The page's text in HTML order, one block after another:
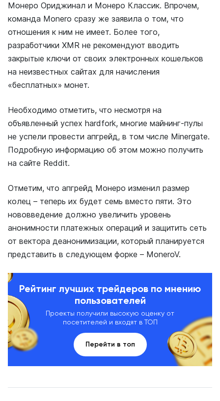
Монеро Ориджинал и Монеро Классик. Впрочем,
команда Monero сразу же заявила о том, что
отношения к ним не имеет. Более того,
разработчики XMR не рекомендуют вводить
закрытые ключи от своих электронных кошельков
на неизвестных сайтах для начисления
«бесплатных» монет.
Необходимо отметить, что несмотря на
объявленный успех hardfork, многие майнинг-пулы
не успели провести апгрейд, в том числе Minergate.
Подробную информацию об этом можно получить
на сайте Reddit.
Отметим, что апгрейд Монеро изменил размер
колец – теперь их будет семь вместо пяти. Это
нововведение должно увеличить уровень
анонимности платежных операций и защитить сеть
от вектора деанонимизации, который планируется
представить в следующем форке – MoneroV.
Рейтинг лучших трейдеров по мнению
пользователей
Проекты получили высокую оценку от
посетителей и входят в ТОП
Перейти в топ